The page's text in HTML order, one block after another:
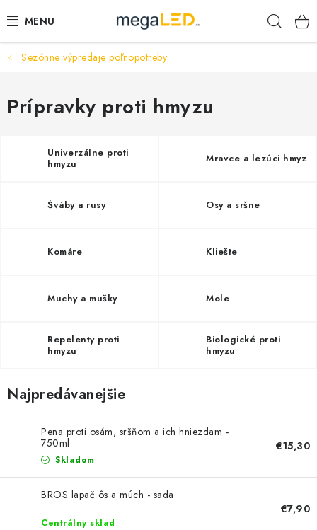
na
PRIEMYSEL
SVIETIDLÁ
PRACOVNÉ SVIETIDLÁ
ELEKTROMATERIÁL
SEZÓNNE VÝPREDAJE POĽNOPOTREBY
DOM A ZÁHRADA
OBCHODNÉ PODMIENKY
KONTAKTY
O NÁS - MEGALED & JANTON ZÁKAMENNÉ
Sezónne výpredaje poľnopotreby
Prípravky proti hmyzu
Univerzálne proti
hmyzu
Mravce a lezúci hmyz
Šváby a rusy Osy a sršne
Komáre Kliešte
Muchy a mušky Mole
Repelenty proti
hmyzu
Biologické proti
hmyzu
Najpredávanejšie
Pena proti osám, sršňom a ich hniezdam -
750ml
Skladom
€15,30
BROS lapač ôs a múch - sada
Centrálny sklad
€7,90